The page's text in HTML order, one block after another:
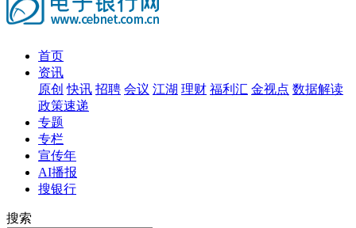
首页
资讯
原创 快讯 招聘 会议 江湖 理财 福利汇 金视点 数据解读
政策速递
专题
专栏
宣传年
AI播报
搜银行
搜索